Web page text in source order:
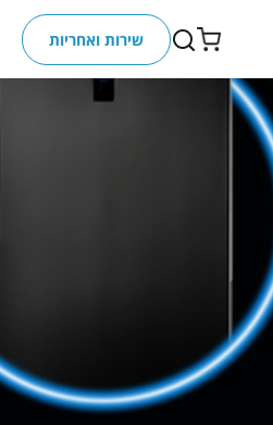
שירות ואחריות